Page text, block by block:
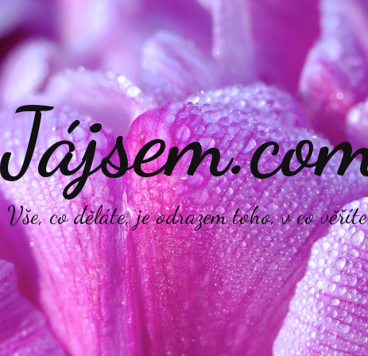
Vše, co děláte, je odrazem toho, v co